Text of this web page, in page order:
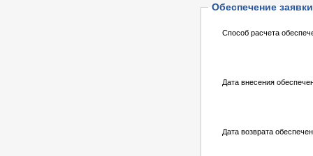
Обеспечение заявки
Способ расчета
Дата внесения
Дата возврата